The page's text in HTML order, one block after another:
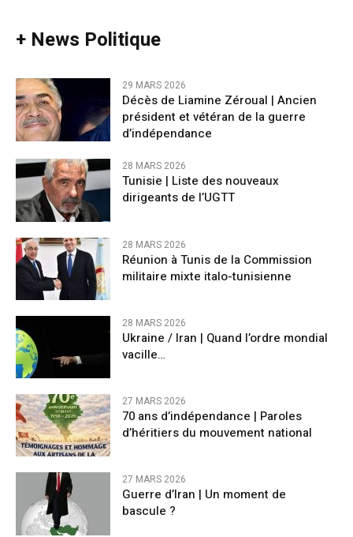
+ News Politique
29 MARS 2026
Décès de Liamine Zéroual | Ancien
président et vétéran de la guerre
d’indépendance
28 MARS 2026
Tunisie | Liste des nouveaux
dirigeants de l’UGTT
28 MARS 2026
Réunion à Tunis de la Commission
militaire mixte italo-tunisienne
28 MARS 2026
Ukraine / Iran | Quand l’ordre mondial
vacille…
27 MARS 2026
70 ans d’indépendance | Paroles
d’héritiers du mouvement national
27 MARS 2026
Guerre d’Iran | Un moment de
bascule ?